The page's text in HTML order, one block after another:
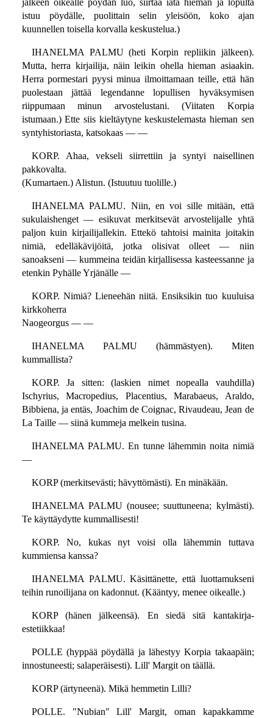
jälkeen oikealle pöydän luo, siirtää iätä hieman ja lopulta
istuu pöydälle, puolittain selin yleisöön, koko ajan
kuunnellen toisella korvalla keskustelua.)
IHANELMA PALMU (heti Korpin repliikin jälkeen).
Mutta, herra kirjailija, näin leikin ohella hieman asiaakin.
Herra pormestari pyysi minua ilmoittamaan teille, että hän
puolestaan jättää legendanne lopullisen hyväksymisen
riippumaan minun arvostelustani. (Viitaten Korpia
istumaan.) Ette siis kieltäytyne keskustelemasta hieman sen
syntyhistoriasta, katsokaas — —
KORP. Ahaa, vekseli siirrettiin ja syntyi naisellinen
pakkovalta.
(Kumartaen.) Alistun. (Istuutuu tuolille.)
IHANELMA PALMU. Niin, en voi sille mitään, että
sukulaishenget — esikuvat merkitsevät arvostelijalle yhtä
paljon kuin kirjailijallekin. Ettekö tahtoisi mainita joitakin
nimiä, edelläkävijöitä, jotka olisivat olleet — niin
sanoakseni — kummeina teidän kirjallisessa kasteessanne ja
etenkin Pyhälle Yrjänälle —
KORP. Nimiä? Lieneehän niitä. Ensiksikin tuo kuuluisa
kirkkoherra
Naogeorgus — —
IHANELMA PALMU (hämmästyen). Miten
kummallista?
KORP. Ja sitten: (laskien nimet nopealla vauhdilla)
Ischyrius, Macropedius, Placentius, Marabaeus, Araldo,
Bibbiena, ja entäs, Joachim de Coignac, Rivaudeau, Jean de
La Taille — siinä kummeja melkein tusina.
IHANELMA PALMU. En tunne lähemmin noita nimiä
—
KORP (merkitsevästi; hävyttömästi). En minäkään.
IHANELMA PALMU (nousee; suuttuneena; kylmästi).
Te käyttäydytte kummallisesti!
KORP. No, kukas nyt voisi olla lähemmin tuttava
kummiensa kanssa?
IHANELMA PALMU. Käsittänette, että luottamukseni
teihin runoilijana on kadonnut. (Kääntyy, menee oikealle.)
KORP (hänen jälkeensä). En siedä sitä kantakirja-
estetiikkaa!
POLLE (hyppää pöydällä ja lähestyy Korpia takaapäin;
innostuneesti; salaperäisesti). Lill' Margit on täällä.
KORP (ärtyneenä). Mikä hemmetin Lilli?
POLLE. "Nubian" Lill' Margit, oman kapakkamme